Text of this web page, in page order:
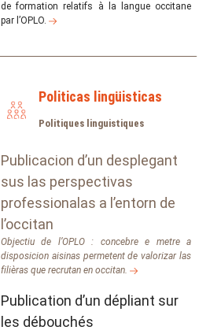
de formation relatifs à la langue occitane
par l’OPLO.
Politicas lingüisticas
Politiques linguistiques
Publicacion d’un desplegant
sus las perspectivas
professionalas a l’entorn de
l’occitan
Objectiu de l’OPLO : concebre e metre a
disposicion aisinas permetent de valorizar las
filièras que recrutan en occitan.
Publication d’un dépliant sur
les débouchés